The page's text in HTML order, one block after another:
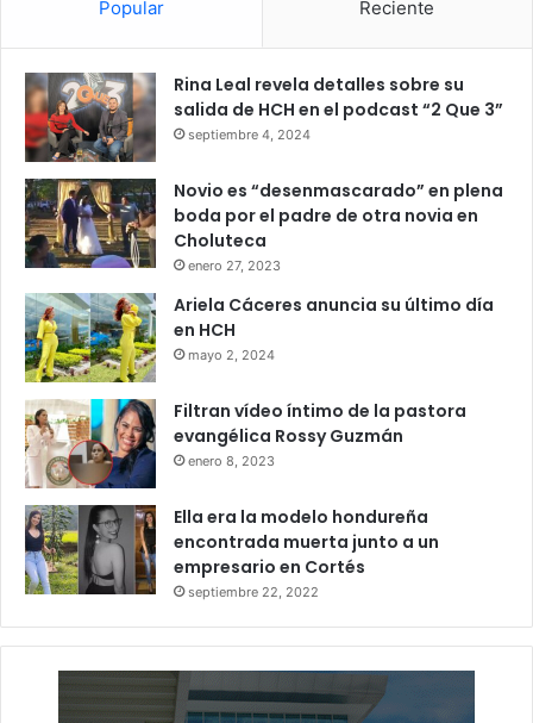
Popular Reciente
Rina Leal revela detalles sobre su
salida de HCH en el podcast “2 Que 3”
septiembre 4, 2024
Novio es “desenmascarado” en plena
boda por el padre de otra novia en
Choluteca
enero 27, 2023
Ariela Cáceres anuncia su último día
en HCH
mayo 2, 2024
Filtran vídeo íntimo de la pastora
evangélica Rossy Guzmán
enero 8, 2023
Ella era la modelo hondureña
encontrada muerta junto a un
empresario en Cortés
septiembre 22, 2022